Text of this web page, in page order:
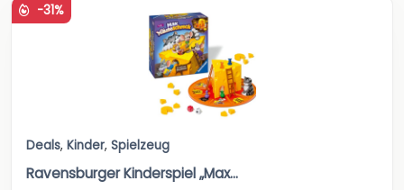
-31%
Deals, Kinder, Spielzeug
Ravensburger Kinderspiel „Max...